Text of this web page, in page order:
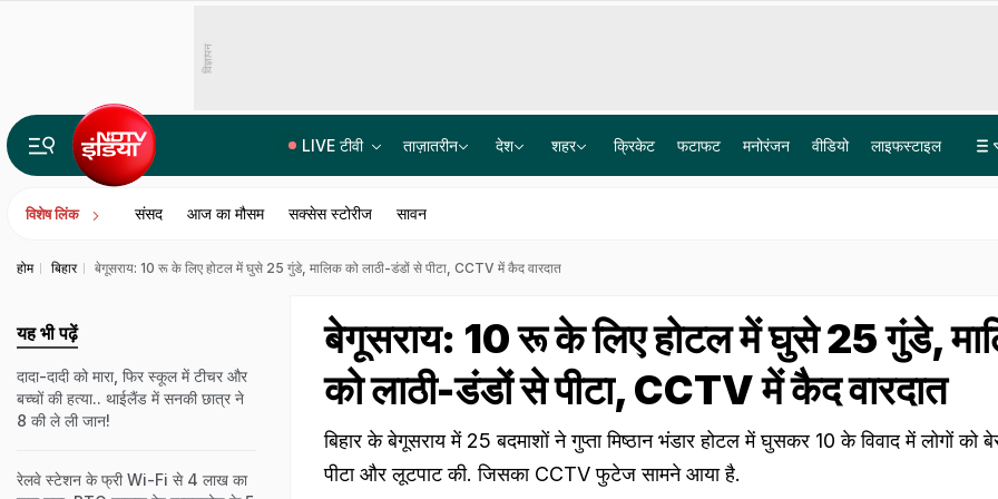
विज्ञापन
LIVE टीवी ताज़ातरीन देश शहर क्रिकेट फटाफट मनोरंजन वीडियो लाइफस्टाइल
विशेष लिंक संसद आज का मौसम सक्सेस स्टोरीज सावन
होम बिहार बेगूसराय: 10 रू के लिए होटल में घुसे 25 गुंडे, मालिक को लाठी-डंडों से पीटा, CCTV में कैद वारदात
बेगूसराय: 10 रू के लिए होटल में घुसे 25 गुंडे,
को लाठी-डंडों से पीटा, CCTV में कैद वारदात
बिहार के बेगूसराय में 25 बदमाशों ने गुप्ता मिष्ठान भंडार होटल में घुसकर ₹10 के विवाद में लोगों को
पीटा और लूटपाट की. जिसका CCTV फुटेज सामने आया है.
यह भी पढ़ें
दादा-दादी को मारा, फिर स्कूल में टीचर और
बच्चों की हत्या.. थाईलैंड में सनकी छात्र ने
8 की ले ली जान!
रेलवे स्टेशन के फ्री Wi-Fi से 4 लाख का